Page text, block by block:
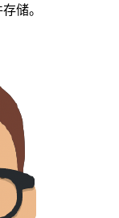
储。